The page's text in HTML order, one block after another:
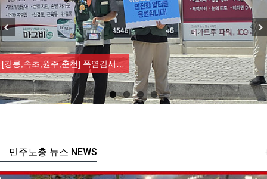
[강릉,속초,원주,춘천] 폭염감시…
주노총 뉴스 NEWS